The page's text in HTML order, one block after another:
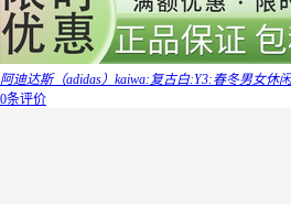
阿迪达斯（adidas）kaiwa:复古白:Y3:春冬男女休
0条评价